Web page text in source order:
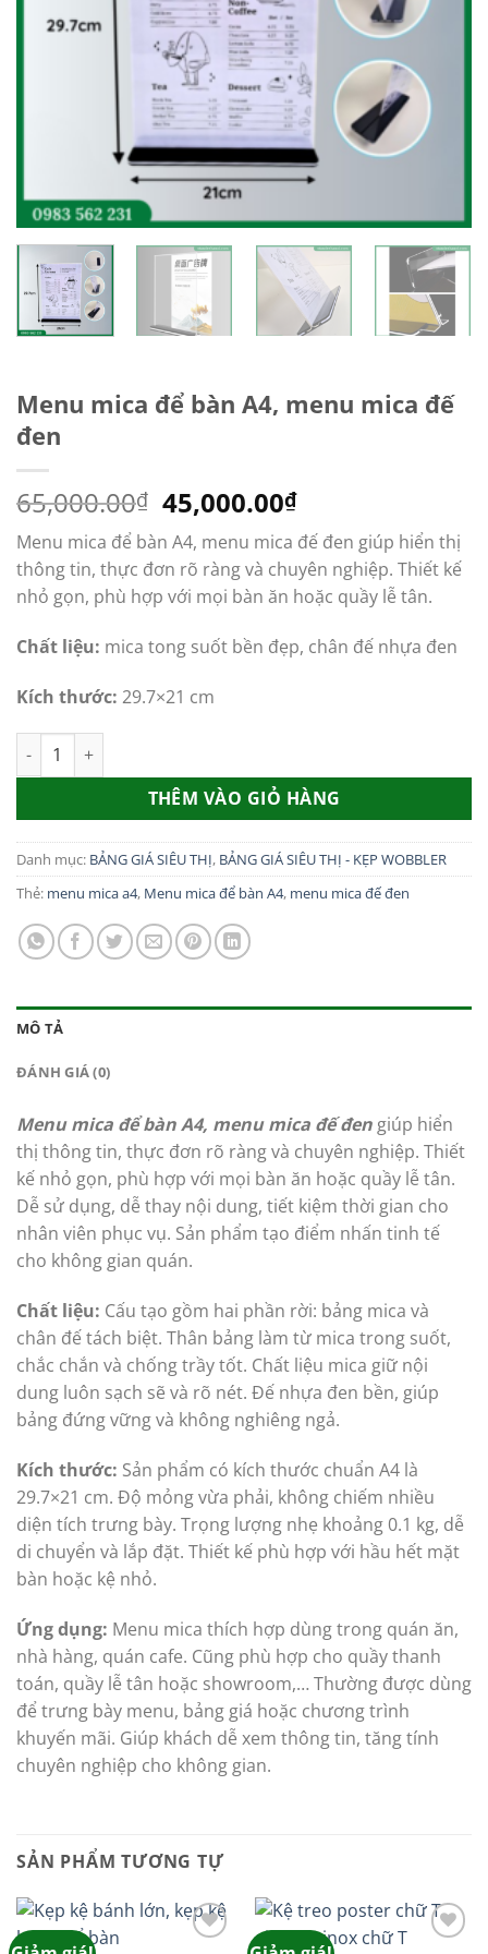
Menu mica để bàn A4, menu mica đế
đen
65,000.00₫ Giá
gốc
là:
65,000.00₫.
45,000.00₫Giá
hiện
tại
là:
45,000.00₫.
Menu mica để bàn A4, menu mica đế đen giúp hiển thị
thông tin, thực đơn rõ ràng và chuyên nghiệp. Thiết kế
nhỏ gọn, phù hợp với mọi bàn ăn hoặc quầy lễ tân.
Chất liệu: mica tong suốt bền đẹp, chân đế nhựa đen
Kích thước: 29.7×21 cm
Menu mica để bàn A4, menu mica đế đen số lượng
THÊM VÀO GIỎ HÀNG
Danh mục: BẢNG GIÁ SIÊU THỊ, BẢNG GIÁ SIÊU THỊ - KẸP WOBBLER
Thẻ: menu mica a4, Menu mica để bàn A4, menu mica đế đen
MÔ TẢ
ĐÁNH GIÁ (0)
Menu mica để bàn A4, menu mica đế đen giúp hiển
thị thông tin, thực đơn rõ ràng và chuyên nghiệp. Thiết
kế nhỏ gọn, phù hợp với mọi bàn ăn hoặc quầy lễ tân.
Dễ sử dụng, dễ thay nội dung, tiết kiệm thời gian cho
nhân viên phục vụ. Sản phẩm tạo điểm nhấn tinh tế
cho không gian quán.
Chất liệu: Cấu tạo gồm hai phần rời: bảng mica và
chân đế tách biệt. Thân bảng làm từ mica trong suốt,
chắc chắn và chống trầy tốt. Chất liệu mica giữ nội
dung luôn sạch sẽ và rõ nét. Đế nhựa đen bền, giúp
bảng đứng vững và không nghiêng ngả.
Kích thước: Sản phẩm có kích thước chuẩn A4 là
29.7×21 cm. Độ mỏng vừa phải, không chiếm nhiều
diện tích trưng bày. Trọng lượng nhẹ khoảng 0.1 kg, dễ
di chuyển và lắp đặt. Thiết kế phù hợp với hầu hết mặt
bàn hoặc kệ nhỏ.
Ứng dụng: Menu mica thích hợp dùng trong quán ăn,
nhà hàng, quán cafe. Cũng phù hợp cho quầy thanh
toán, quầy lễ tân hoặc showroom,… Thường được dùng
để trưng bày menu, bảng giá hoặc chương trình
khuyến mãi. Giúp khách dễ xem thông tin, tăng tính
chuyên nghiệp cho không gian.
SẢN PHẨM TƯƠNG TỰ